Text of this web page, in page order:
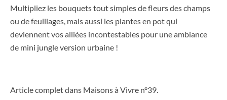
Multipliez les bouquets tout simples de fleurs des champs
ou de feuillages, mais aussi les plantes en pot qui
deviennent vos alliées incontestables pour une ambiance
de mini jungle version urbaine !
Article complet dans Maisons à Vivre n°39.